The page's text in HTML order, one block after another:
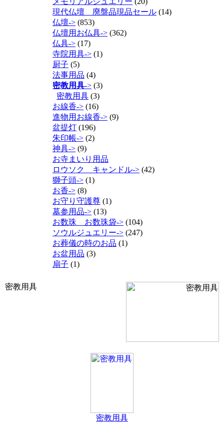
現代仏壇 廃盤品現品セール (14)
仏壇-> (853)
仏壇用お仏具-> (362)
仏具-> (17)
寺院用具-> (1)
厨子 (5)
法事用品 (4)
密教用具-> (3)
密教用具 (3)
お線香-> (16)
進物用お線香-> (9)
盆提灯 (196)
朱印帳-> (2)
神具-> (9)
お寺まいり用品
ロウソク キャンドル-> (42)
獅子頭-> (1)
お香-> (8)
お守り守護尊 (1)
墓参用品-> (13)
お数珠 お数珠袋-> (104)
ソウルジュエリー-> (247)
お葬儀の時のお品 (1)
お盆用品 (3)
扇子 (1)
密教用具
密教用具